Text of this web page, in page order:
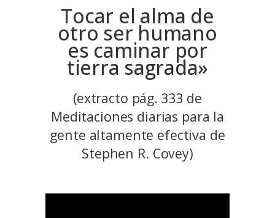
Tocar el alma de
otro ser humano
es caminar por
tierra sagrada»
(extracto pág. 333 de
Meditaciones diarias para la
gente altamente efectiva de
Stephen R. Covey)